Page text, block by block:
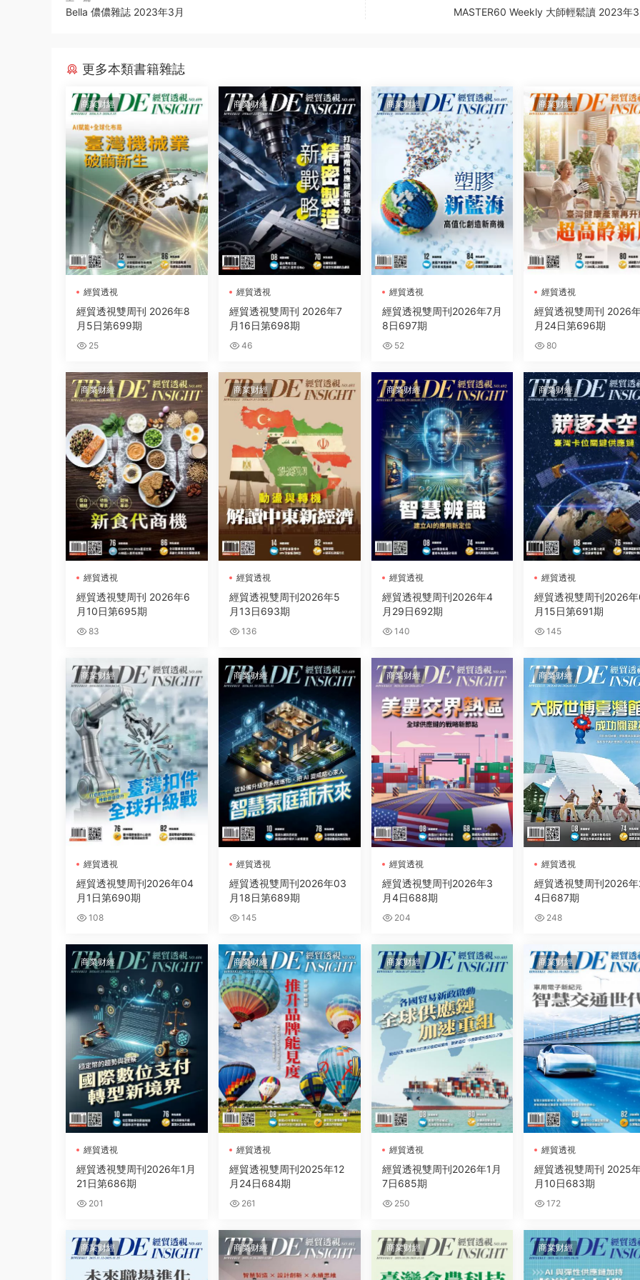
Bella 儂儂雜誌 2023年3月 MASTER60 Weekly 大師輕鬆讀 2023年
更多本類書籍雜誌
商業财經
經貿透視
經貿透視雙周刊 2026年8
月5日第699期
25
商業财經
經貿透視
經貿透視雙周刊 2026年7
月16日第698期
46
商業财經
經貿透視
經貿透視雙周刊2026年7月
8日697期
52
商業财經
經貿透視
經貿透視雙周刊 2026
月24日第696期
80
商業财經
經貿透視
經貿透視雙周刊 2026年6
月10日第695期
83
商業财經
經貿透視
經貿透視雙周刊2026年5
月13日693期
136
商業财經
經貿透視
經貿透視雙周刊2026年4
月29日692期
140
商業财經
經貿透視
經貿透視雙周刊2026
月15日第691期
145
商業财經
經貿透視
經貿透視雙周刊2026年04
月1日第690期
108
商業财經
經貿透視
經貿透視雙周刊2026年03
月18日第689期
145
商業财經
經貿透視
經貿透視雙周刊2026年3
月4日688期
204
商業财經
經貿透視
經貿透視雙周刊2026
4日687期
248
商業财經
經貿透視
經貿透視雙周刊2026年1月
21日第686期
201
商業财經
經貿透視
經貿透視雙周刊2025年12
月24日684期
261
商業财經
經貿透視
經貿透視雙周刊2026年1月
7日685期
250
商業财經
經貿透視
經貿透視雙周刊 2025
月10日683期
172
商業财經 商業财經 商業财經 商業财經